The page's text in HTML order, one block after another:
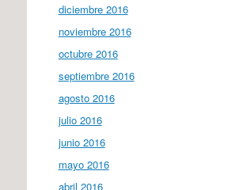
diciembre 2016
noviembre 2016
octubre 2016
septiembre 2016
agosto 2016
julio 2016
junio 2016
mayo 2016
abril 2016